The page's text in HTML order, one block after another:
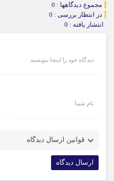
مجموع دیدگاهها : 0
در انتظار بررسی : 0
انتشار یافته : 0
دیدگاه خود را اینجا بنویسید
نام شما
قوانین ارسال دیدگاه